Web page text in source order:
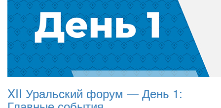
XII Уральский форум — День 1: